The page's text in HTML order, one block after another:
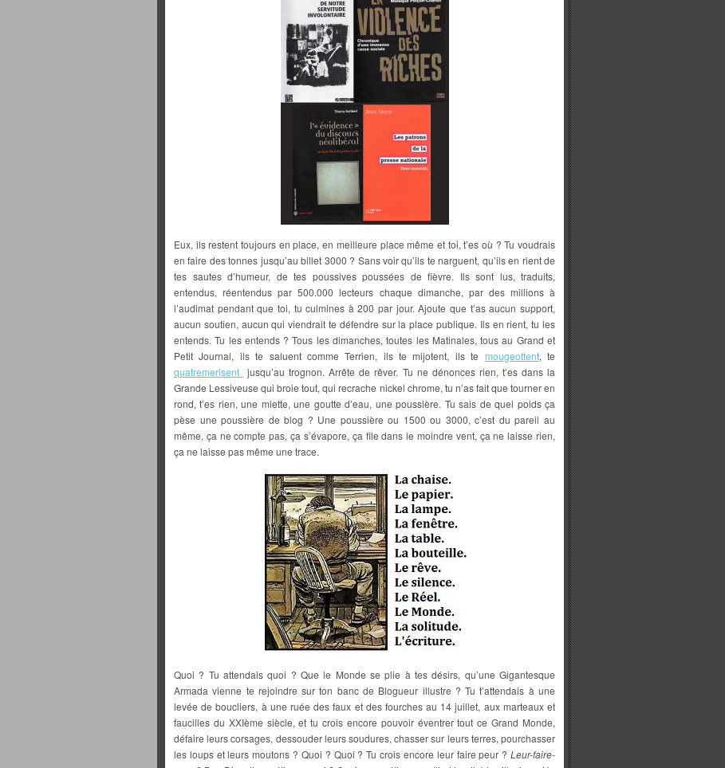
Eux, ils restent toujours en place, en meilleure place même et toi, t’es où ? Tu voudrais
en faire des tonnes jusqu’au billet 3000 ? Sans voir qu’ils te narguent, qu’ils en rient de
tes sautes d’humeur, de tes poussives poussées de fièvre. Ils sont lus, traduits,
entendus, réentendus par 500.000 lecteurs chaque dimanche, par des millions à
l’audimat pendant que toi, tu culmines à 200 par jour. Ajoute que t’as aucun support,
aucun soutien, aucun qui viendrait te défendre sur la place publique. Ils en rient, tu les
entends. Tu les entends ? Tous les dimanches, toutes les Matinales, tous au Grand et
Petit Journal, ils te saluent comme Terrien, ils te mijotent, ils te mougeottent, te
quatremerisent jusqu’au trognon. Arrête de rêver. Tu ne dénonces rien, t’es dans la
Grande Lessiveuse qui broie tout, qui recrache nickel chrome, tu n’as fait que tourner en
rond, t’es rien, une miette, une goutte d’eau, une poussière. Tu sais de quel poids ça
pèse une poussière de blog ? Une poussière ou 1500 ou 3000, c’est du pareil au
même, ça ne compte pas, ça s’évapore, ça file dans le moindre vent, ça ne laisse rien,
ça ne laisse pas même une trace.
Quoi ? Tu attendais quoi ? Que le Monde se plie à tes désirs, qu’une Gigantesque
Armada vienne te rejoindre sur ton banc de Blogueur illustre ? Tu t’attendais à une
levée de boucliers, à une ruée des faux et des fourches au 14 juillet, aux marteaux et
faucilles du XXIème siècle, et tu crois encore pouvoir éventrer tout ce Grand Monde,
défaire leurs corsages, dessouder leurs soudures, chasser sur leurs terres, pourchasser
les loups et leurs moutons ? Quoi ? Quoi ? Tu crois encore leur faire peur ? Leur-faire-